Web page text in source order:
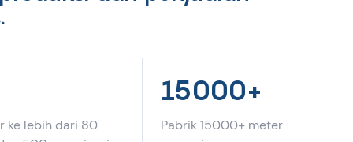
ke lebih dari 80
15000+
Pabrik 15000+ meter